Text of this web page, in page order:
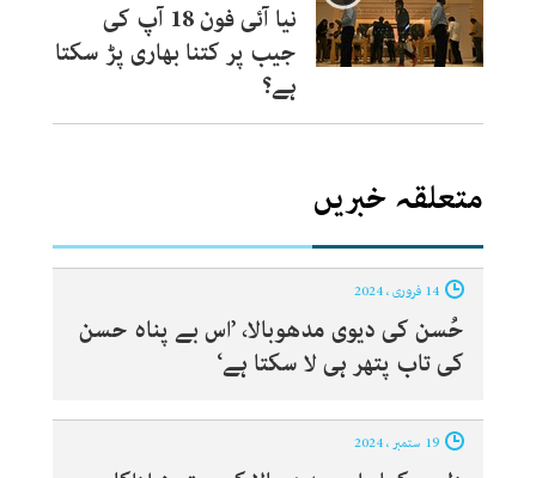
نیا آئی فون 18 آپ کی
جیب پر کتنا بھاری پڑ سکتا
ہے؟
متعلقہ خبریں
حُسن کی دیوی مدھوبالا، ’اس بے پناہ حسن
کی تاب پتھر ہی لا سکتا ہے‘